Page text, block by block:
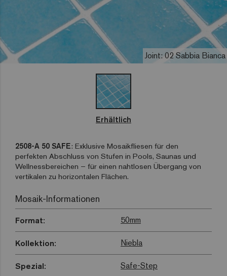
Joint: 02 Sabbia Bianca
Erhältlich
2508-A 50 SAFE: Exklusive Mosaikfliesen für den
perfekten Abschluss von Stufen in Pools, Saunas und
Wellnessbereichen – für einen nahtlosen Übergang von
vertikalen zu horizontalen Flächen.
Mosaik-Informationen
Format: 50mm
Kollektion: Niebla
Spezial: Safe-Step